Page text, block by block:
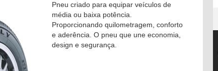
Pneu criado para equipar veículos de
média ou baixa potência.
Proporcionando quilometragem, conforto
e aderência. O pneu que une economia,
design e segurança.